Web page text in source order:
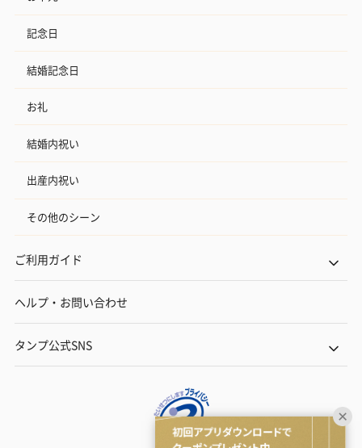
記念日
結婚記念日
お礼
結婚内祝い
出産内祝い
その他のシーン
ご利用ガイド
ヘルプ・お問い合わせ
タンプ公式SNS